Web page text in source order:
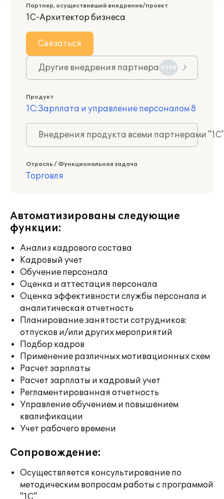
Партнер, осуществивший внедрение/проект
1С-Архитектор бизнеса
Связаться
Другие внедрения партнера 6396
Продукт
1С:Зарплата и управление персоналом 8
Внедрения продукта всеми партнерами
Отрасль / Функциональная задача
Торговля
Автоматизированы следующие
функции:
Анализ кадрового состава
Кадровый учет
Обучение персонала
Оценка и аттестация персонала
Оценка эффективности службы персонала и
аналитическая отчетность
Планирование занятости сотрудников:
отпусков и/или других мероприятий
Подбор кадров
Применение различных мотивационных схем
Расчет зарплаты
Расчет зарплаты и кадровый учет
Регламентированная отчетность
Управление обучением и повышением
квалификации
Учет рабочего времени
Сопровождение:
Осуществляется консультирование по
методическим вопросам работы с программой
"1С"